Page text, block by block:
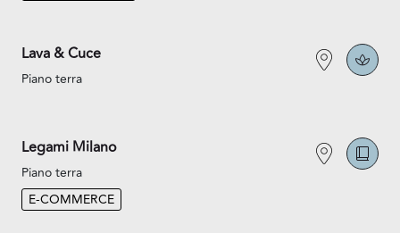
Lava & Cuce
Piano terra
Legami Milano
Piano terra
E-COMMERCE